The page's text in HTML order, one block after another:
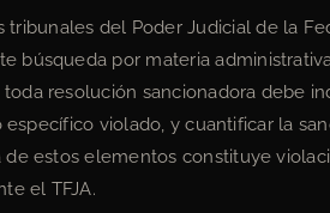
tribunales del Poder Judicial de la
búsqueda por materia
resolución sancionadora debe
violado, y cuantificar la
estos elementos constituye
el TFJA.